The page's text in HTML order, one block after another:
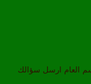
العام ارسل سؤالك